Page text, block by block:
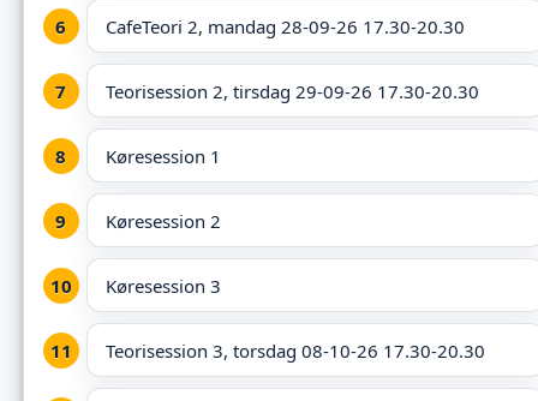
CafeTeori 2, mandag 28-09-26 17.30-20.30
Teorisession 2, tirsdag 29-09-26 17.30-20.30
Køresession 1
Køresession 2
Køresession 3
Teorisession 3, torsdag 08-10-26 17.30-20.30